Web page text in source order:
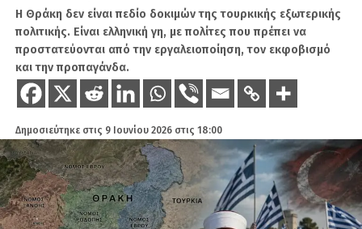
Η Θράκη δεν είναι πεδίο δοκιμών της τουρκικής εξωτερικής
πολιτικής. Είναι ελληνική γη, με πολίτες που πρέπει να
προστατεύονται από την εργαλειοποίηση, τον εκφοβισμό
και την προπαγάνδα.
Δημοσιεύτηκε στις 9 Ιουνίου 2026 στις 18:00